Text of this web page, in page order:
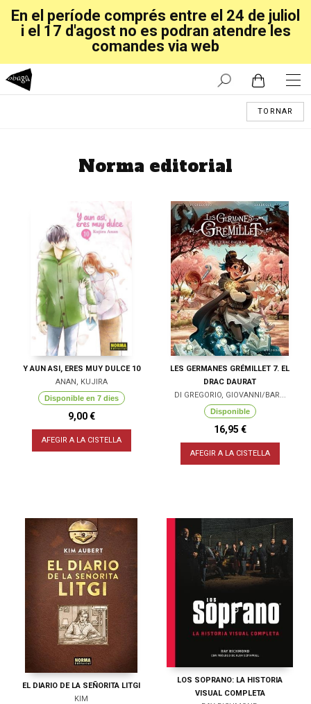
En el període comprés entre el 24 de juliol
i el 17 d'agost no es podran atendre les
comandes via web
TORNAR
Norma editorial
Y AUN ASI, ERES MUY DULCE 10
ANAN, KUJIRA
Disponible en 7 dies
9,00 €
AFEGIR A LA CISTELLA
LES GERMANES GRÉMILLET 7. EL
DRAC DAURAT
DI GREGORIO, GIOVANNI/BAR...
Disponible
16,95 €
AFEGIR A LA CISTELLA
EL DIARIO DE LA SEÑORITA LITGI
KIM
LOS SOPRANO: LA HISTORIA
VISUAL COMPLETA